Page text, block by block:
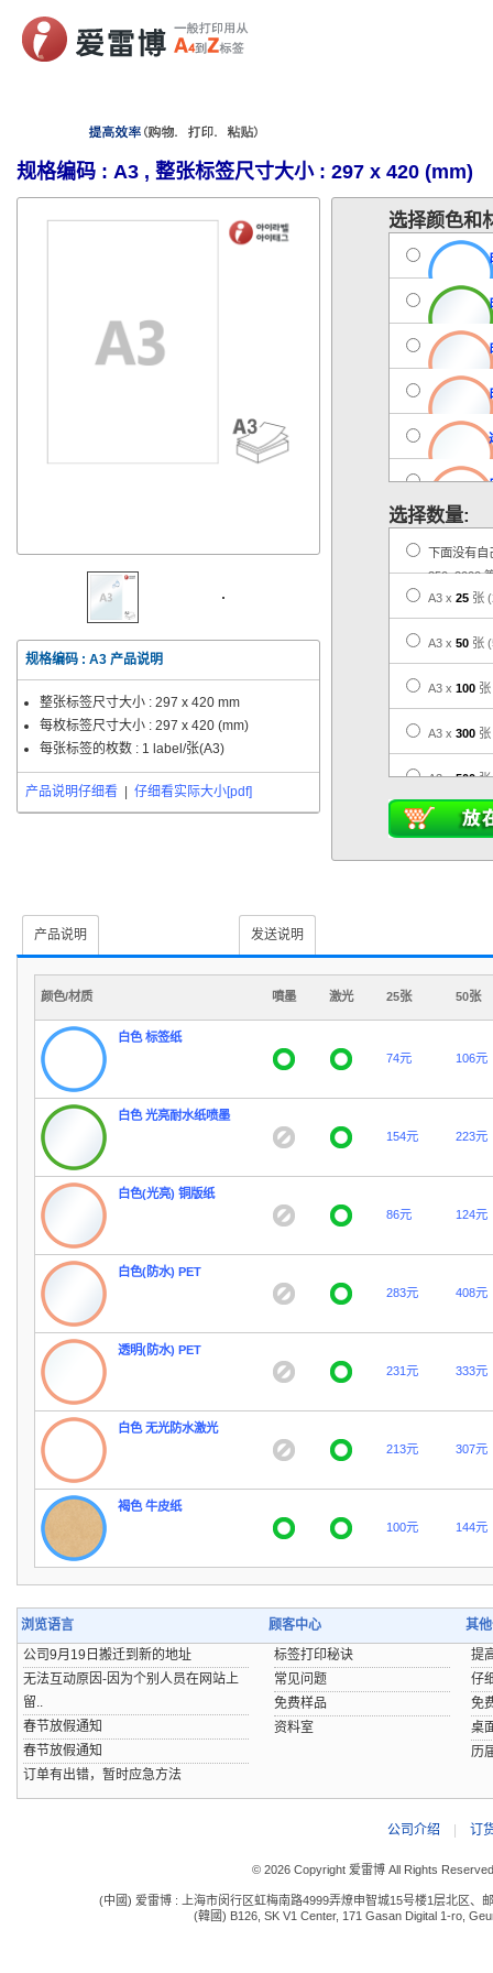
规格编码 : A3 , 整张标签尺寸大小 : 297 x 420 (mm)
规格编码 : A3 产品说明
整张标签尺寸大小 : 297 x 420 mm
每枚标签尺寸大小 : 297 x 420 (mm)
每张标签的枚数 : 1 label/张(A3)
产品说明仔细看 仔细看实际大小[pdf]
选择颜色和
选择数量:
下面没有自
350, 2000
A3 x 25 张
A3 x 50 张
A3 x 100 张
A3 x 300 张
A3 x500张
1,000
产品说明 发送说明
颜色/材质 噴墨 激光 25张 50张
白色 标签纸
74元
106元
白色 光亮耐水纸喷墨
154元
223元
白色(光亮) 铜版纸
86元
124元
白色(防水) PET
283元
408元
透明(防水) PET
231元
333元
白色 无光防水激光
213元
307元
褐色 牛皮纸
100元
144元
浏览语言
公司9月19日搬迁到新的地址
无法互动原因-因为个别人员在网站上
留..
春节放假通知
春节放假通知
订单有出错，暂时应急方法
顾客中心
标签打印秘诀
常见问题
免费样品
资料室
其
提
仔
免
桌
历
公司介绍 订
© 2026 Copyright 爱雷博 All Rights
(中國) 爱雷博 : 上海市闵行区虹梅南路4999弄燎申智城15号楼1层北区、
(韓國) B126, SK V1 Center, 171 Gasan Digital 1-ro,